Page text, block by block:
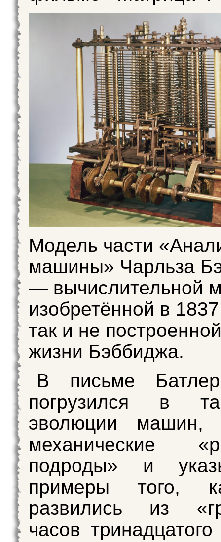
Модель части
машины» Чарльза
— вычислительной
изобретённой в
так и не
жизни Бэббиджа.
В письме Батлер
погрузился в
эволюции машин,
механические
подроды» и
примеры того,
развились из
часов